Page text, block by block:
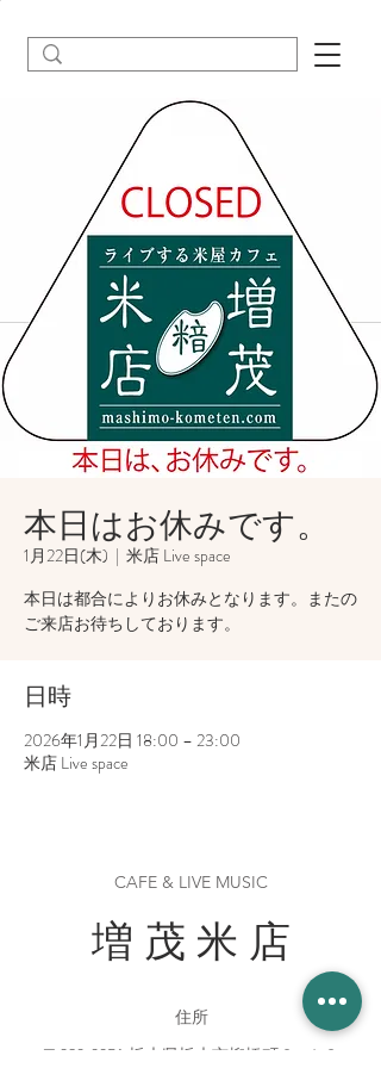
本日はお休みです。
1月22日(木)
  |
米店 Live space
本日は都合によりお休みとなります。またの
ご来店お待ちしております。
日時
2026年1月22日 18:00 – 23:00
米店 Live space
CAFE & LIVE MUSIC
増 茂 米 店
住所
〒328-0051 栃木県栃木市柳橋町２−１３